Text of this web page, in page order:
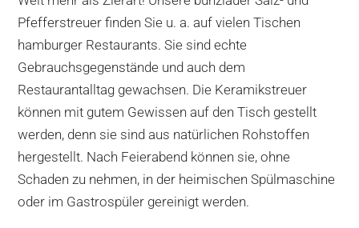
Pfefferstreuer finden Sie u. a. auf vielen Tischen
hamburger Restaurants. Sie sind echte
Gebrauchsgegenstände und auch dem
Restaurantalltag gewachsen. Die Keramikstreuer
können mit gutem Gewissen auf den Tisch gestellt
werden, denn sie sind aus natürlichen Rohstoffen
hergestellt. Nach Feierabend können sie, ohne
Schaden zu nehmen, in der heimischen Spülmaschine
oder im Gastrospüler gereinigt werden.